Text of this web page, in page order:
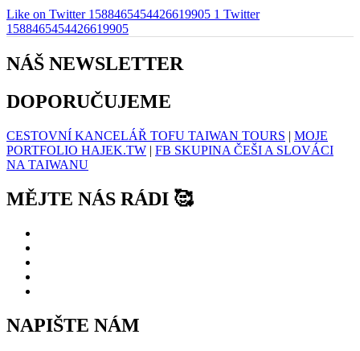
Like on Twitter 1588465454426619905 1 Twitter
1588465454426619905
NÁŠ NEWSLETTER
DOPORUČUJEME
CESTOVNÍ KANCELÁŘ TOFU TAIWAN TOURS | MOJE
PORTFOLIO HAJEK.TW | FB SKUPINA ČEŠI A SLOVÁCI
NA TAIWANU
MĚJTE NÁS RÁDI 🥰
NAPIŠTE NÁM